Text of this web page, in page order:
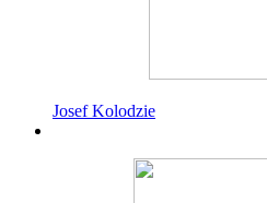
Josef Kolodzie